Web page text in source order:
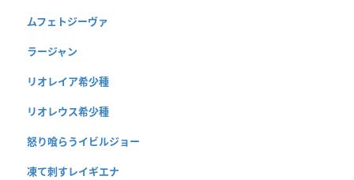
ムフェトジーヴァ
ラージャン
リオレイア希少種
リオレウス希少種
怒り喰らうイビルジョー
凍て刺すレイギエナ